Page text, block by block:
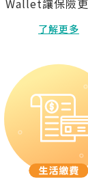
Wallet讓保險
了解更多